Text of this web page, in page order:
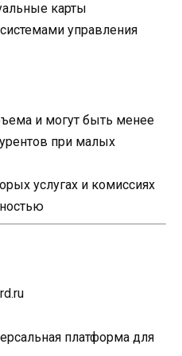
карты
управления
и могут быть менее
при малых
услугах и комиссиях
платформа для